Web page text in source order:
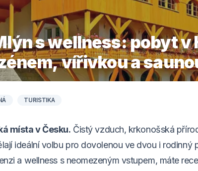
s wellness: pobyt v
vířivkou a
TURISTIKA
místa v Česku. Čistý vzduch, krkonošská
ideální volbu pro dovolenou ve dvou i rodinný
a wellness s neomezeným vstupem, máte